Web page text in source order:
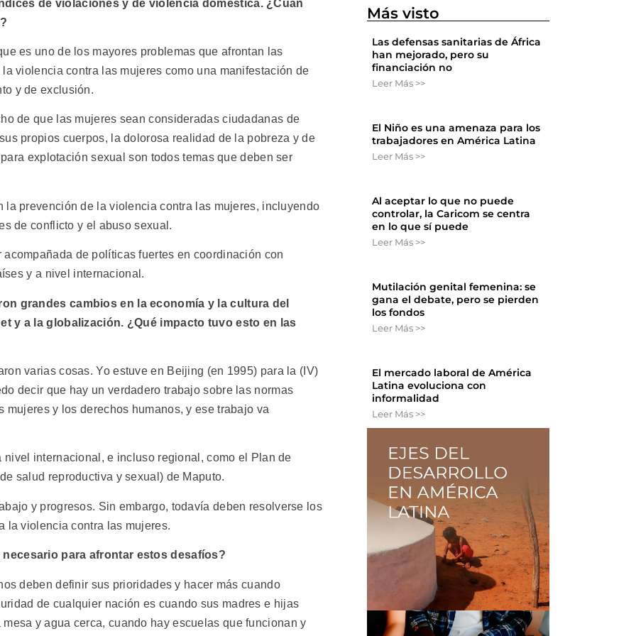
de violaciones y de violencia doméstica. ¿Cuán
es uno de los mayores problemas que afrontan las
violencia contra las mujeres como una manifestación de
y de exclusión.
de que las mujeres sean consideradas ciudadanas de
propios cuerpos, la dolorosa realidad de la pobreza y de
explotación sexual son todos temas que deben ser
la prevención de la violencia contra las mujeres, incluyendo
de conflicto y el abuso sexual.
de políticas fuertes en coordinación con
y a nivel internacional.
grandes cambios en la economía y la cultura del
y a la globalización. ¿Qué impacto tuvo esto en las
varias cosas. Yo estuve en Beijing (en 1995) para la (IV)
decir que hay un verdadero trabajo sobre las normas
y los derechos humanos, y ese trabajo va
internacional, e incluso regional, como el Plan de
salud reproductiva y sexual) de Maputo.
y progresos. Sin embargo, todavía deben resolverse los
la violencia contra las mujeres.
para afrontar estos desafíos?
deben definir sus prioridades y hacer más cuando
de cualquier nación es cuando sus madres e hijas
y agua cerca, cuando hay escuelas que funcionan y
Más visto
Las defensas sanitarias de África
han mejorado, pero su
financiación no
Leer Más >>
El Niño es una amenaza para los
trabajadores en América Latina
Leer Más >>
Al aceptar lo que no puede
controlar, la Caricom se centra
en lo que sí puede
Leer Más >>
Mutilación genital femenina: se
gana el debate, pero se pierden
los fondos
Leer Más >>
El mercado laboral de América
Latina evoluciona con
informalidad
Leer Más >>